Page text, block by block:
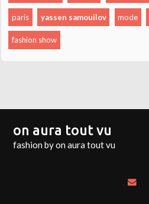
paris yassen samouilov mode
fashion show
on aura tout vu
fashion by on aura tout vu